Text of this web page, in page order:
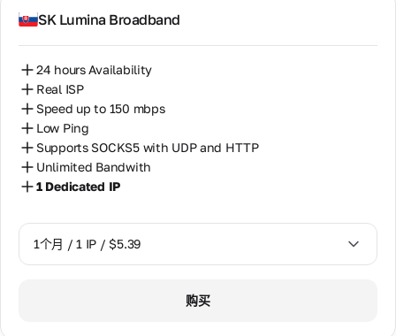
SK Lumina Broadband
24 hours Availability
Real ISP
Speed up to 150 mbps
Low Ping
Supports SOCKS5 with UDP and HTTP
Unlimited Bandwith
1 Dedicated IP
1个月 / 1 IP / $5.39
购买